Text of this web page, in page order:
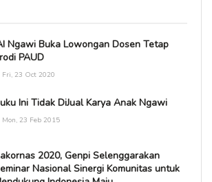
Ngawi Buka Lowongan Dosen Tetap
PAUD
Fri, 23 Oct 2020
Ini Tidak DiJual Karya Anak Ngawi
Mon, 23 Feb 2015
2020, Genpi Selenggarakan
Nasional Sinergi Komunitas untuk